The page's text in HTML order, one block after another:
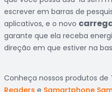
escrever em barras de
aplicativos, e o novo
garante que ela receba
direção em que estiver na
Conheça nossos produtos de
Readers e Samartphone